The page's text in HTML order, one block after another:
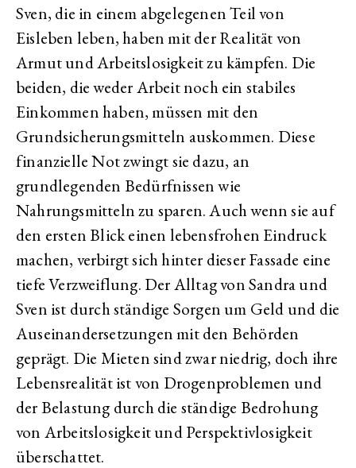
Sven, die in einem abgelegenen Teil von
Eisleben leben, haben mit der Realität von
Armut und Arbeitslosigkeit zu kämpfen. Die
beiden, die weder Arbeit noch ein stabiles
Einkommen haben, müssen mit den
Grundsicherungsmitteln auskommen. Diese
finanzielle Not zwingt sie dazu, an
grundlegenden Bedürfnissen wie
Nahrungsmitteln zu sparen. Auch wenn sie auf
den ersten Blick einen lebensfrohen Eindruck
machen, verbirgt sich hinter dieser Fassade eine
tiefe Verzweiflung. Der Alltag von Sandra und
Sven ist durch ständige Sorgen um Geld und die
Auseinandersetzungen mit den Behörden
geprägt. Die Mieten sind zwar niedrig, doch ihre
Lebensrealität ist von Drogenproblemen und
der Belastung durch die ständige Bedrohung
von Arbeitslosigkeit und Perspektivlosigkeit
überschattet.